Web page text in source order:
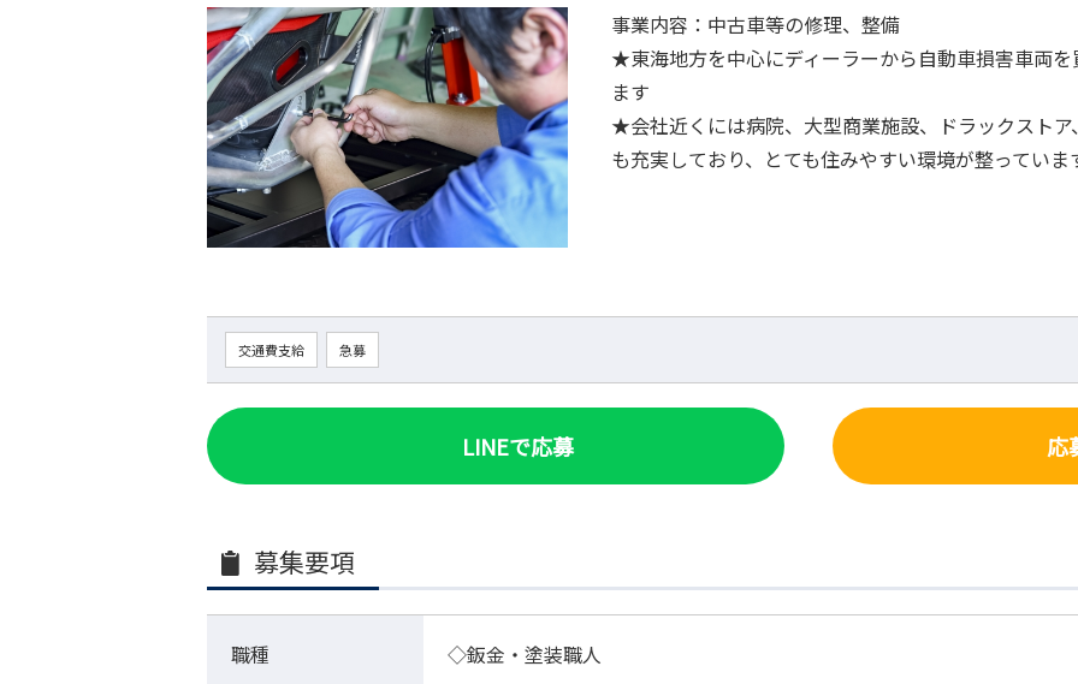
事業内容：中古車等の修理、整備
★東海地方を中心にディーラーから自動車損害車両
ます
★会社近くには病院、大型商業施設、ドラックスト
も充実しており、とても住みやすい環境が整っていま
交通費支給 急募
LINEで応募 応
募集要項
職種 ◇鈑金・塗装職人